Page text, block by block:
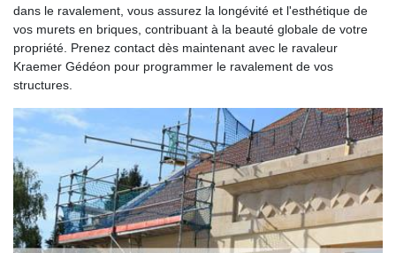
dans le ravalement, vous assurez la longévité et l'esthétique de
vos murets en briques, contribuant à la beauté globale de votre
propriété. Prenez contact dès maintenant avec le ravaleur
Kraemer Gédéon pour programmer le ravalement de vos
structures.